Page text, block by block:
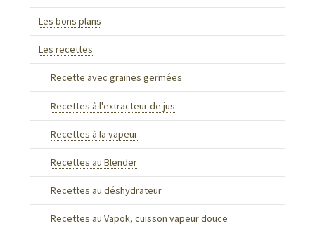
Les bons plans
Les recettes
Recette avec graines germées
Recettes à l'extracteur de jus
Recettes à la vapeur
Recettes au Blender
Recettes au déshydrateur
Recettes au Vapok, cuisson vapeur douce